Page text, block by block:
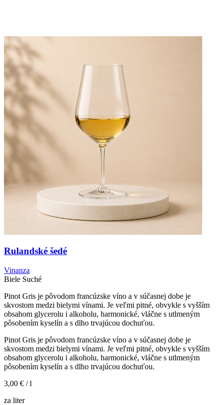
Rulandské šedé
Vinanza
Biele Suché
Pinot Gris je pôvodom francúzske víno a v súčasnej dobe je
skvostom medzi bielymi vínami. Je veľmi pitné, obvykle s vyšším
obsahom glycerolu i alkoholu, harmonické, vláčne s utlmeným
pôsobením kyselín a s dlho trvajúcou dochuťou.
Pinot Gris je pôvodom francúzske víno a v súčasnej dobe je
skvostom medzi bielymi vínami. Je veľmi pitné, obvykle s vyšším
obsahom glycerolu i alkoholu, harmonické, vláčne s utlmeným
pôsobením kyselín a s dlho trvajúcou dochuťou.
3,00 € / l
za liter